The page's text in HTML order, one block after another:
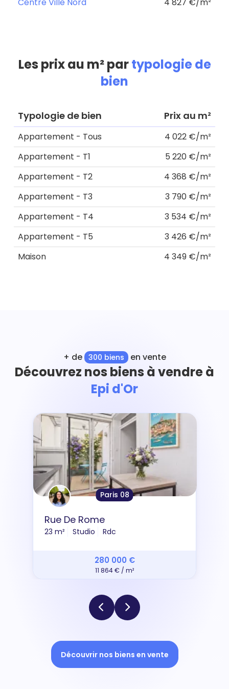
Les prix au m² partypologie de
bien
Typologie de bien Prix au m²
Appartement - Tous
4 022 €/m²
Appartement - T1
5 220 €/m²
Appartement - T2
4 368 €/m²
Appartement - T3
3 790 €/m²
Appartement - T4
3 534 €/m²
Appartement - T5
3 426 €/m²
Maison
4 349 €/m²
+ de 300 biens en vente
Découvrez nos biens à vendre à
Epi d'Or
Paris 08
Rue De Rome
23 m² Studio Rdc
280 000 €
11 864 € / m²
Découvrir nos biens en vente